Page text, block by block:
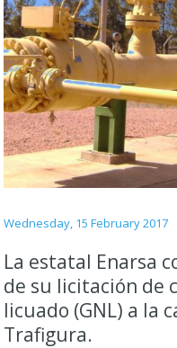
Wednesday, 15 February 2017
La estatal Enarsa
de su licitación de
licuado (GNL) a la
Trafigura.